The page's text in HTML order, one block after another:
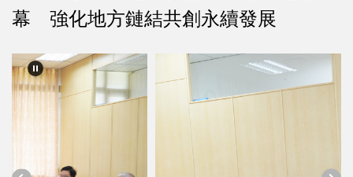
幕 強化地方鏈結共創永續發展